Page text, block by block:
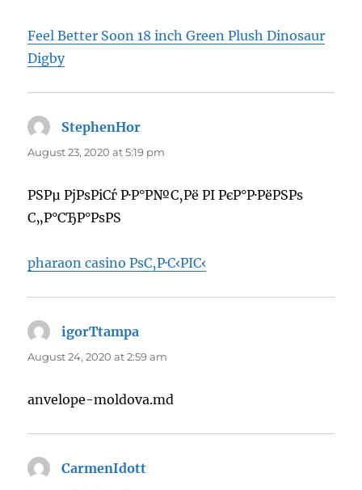
Feel Better Soon 18 inch Green Plush Dinosaur
Digby
StephenHor
August 23, 2020 at 5:19 pm
РЅРµ РјРѕРіСѓ Р·Р°Р№С‚Рё РІ РєР°Р·РёРЅРѕ
С„Р°СЂР°РѕРЅ
pharaon casino РѕС‚Р·С‹РІС‹
igorTtampa
August 24, 2020 at 2:59 am
anvelope-moldova.md
CarmenIdott